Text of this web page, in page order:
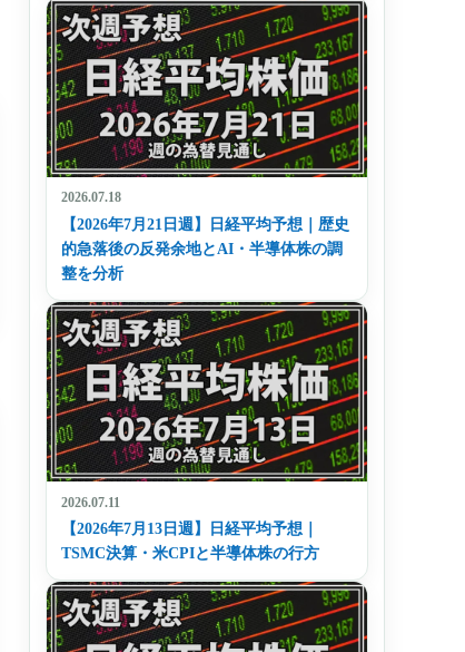
2026.07.18
【2026年7月21日週】日経平均予想｜歴史
的急落後の反発余地とAI・半導体株の調
整を分析
2026.07.11
【2026年7月13日週】日経平均予想｜
TSMC決算・米CPIと半導体株の行方